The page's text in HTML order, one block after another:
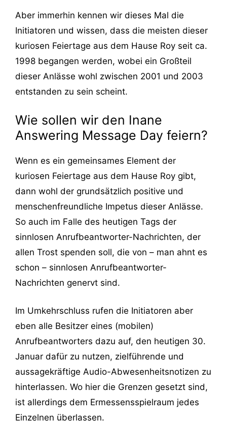
Aber immerhin kennen wir dieses Mal die
Initiatoren und wissen, dass die meisten dieser
kuriosen Feiertage aus dem Hause Roy seit ca.
1998 begangen werden, wobei ein Großteil
dieser Anlässe wohl zwischen 2001 und 2003
entstanden zu sein scheint.
Wie sollen wir den Inane
Answering Message Day feiern?
Wenn es ein gemeinsames Element der
kuriosen Feiertage aus dem Hause Roy gibt,
dann wohl der grundsätzlich positive und
menschenfreundliche Impetus dieser Anlässe.
So auch im Falle des heutigen Tags der
sinnlosen Anrufbeantworter-Nachrichten, der
allen Trost spenden soll, die von – man ahnt es
schon – sinnlosen Anrufbeantworter-
Nachrichten genervt sind.
Im Umkehrschluss rufen die Initiatoren aber
eben alle Besitzer eines (mobilen)
Anrufbeantworters dazu auf, den heutigen 30.
Januar dafür zu nutzen, zielführende und
aussagekräftige Audio-Abwesenheitsnotizen zu
hinterlassen. Wo hier die Grenzen gesetzt sind,
ist allerdings dem Ermessensspielraum jedes
Einzelnen überlassen.